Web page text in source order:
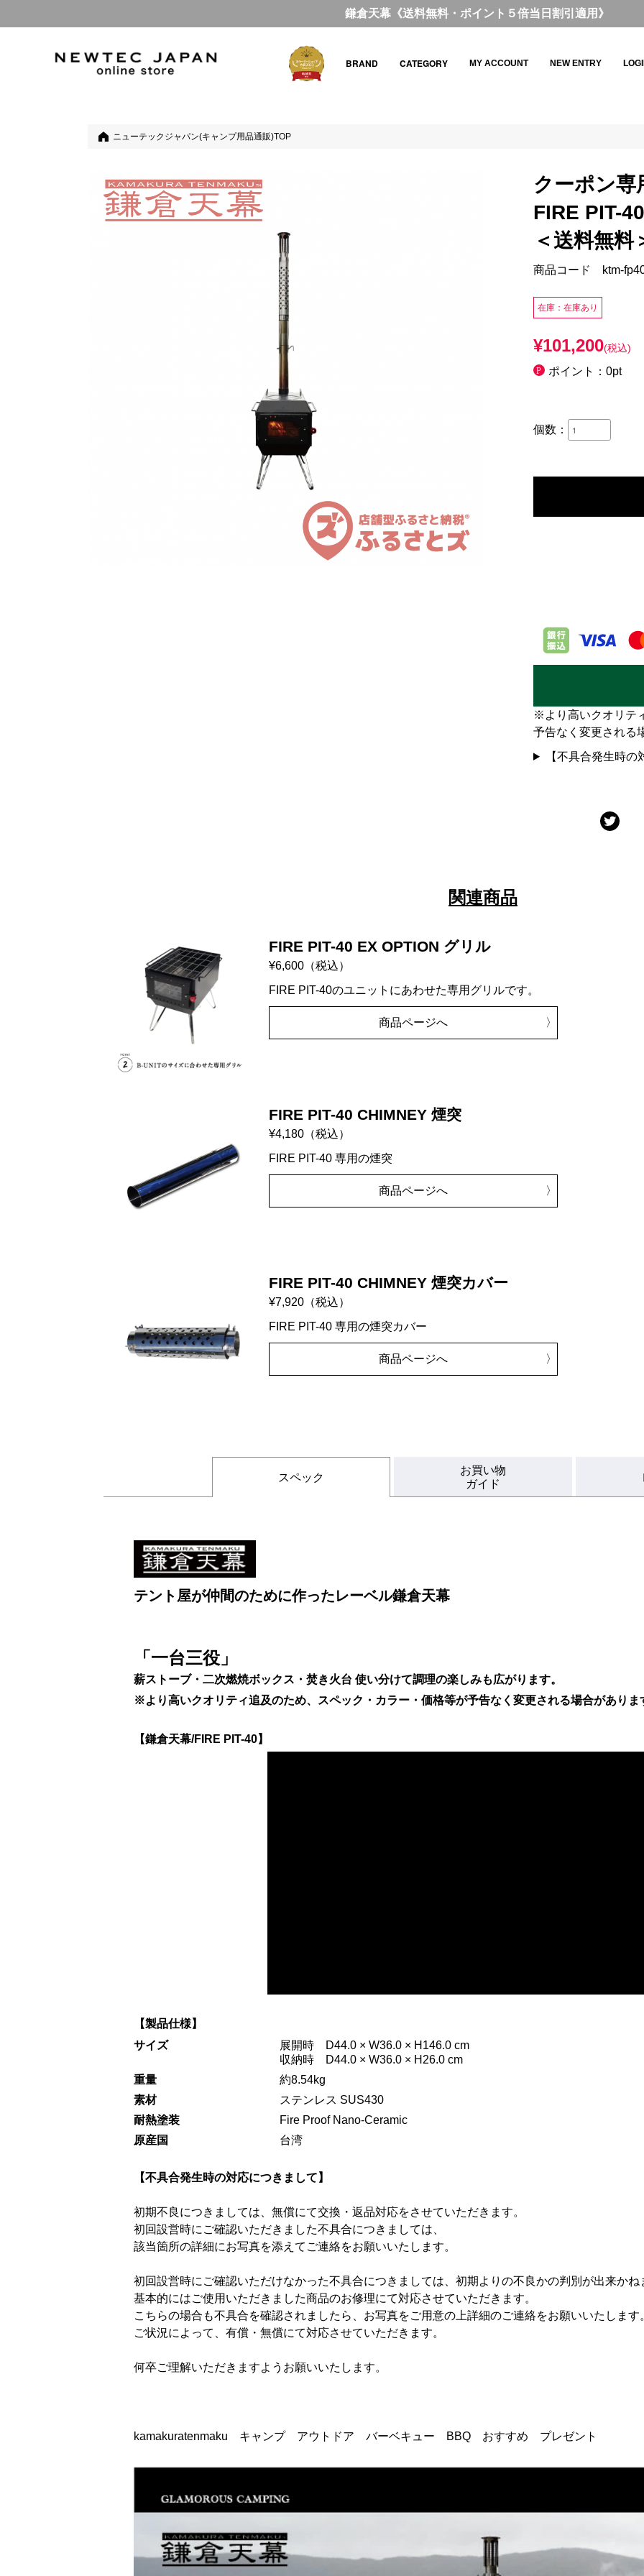
鎌倉天幕《送料無料・ポイント５倍当日割引適用》
BRAND CATEGORY MY ACCOUNT NEW ENTRY
ニューテックジャパン(キャンプ用品通販)TOP
クーポン専
FIRE PIT-
＜送料無料
商品コード ktm-
在庫：在庫あり
¥101,200(税込)
ポイント：0pt
個数：
※より高いクオリテ
予告なく変更される
【不具合発生時
関連商品
FIRE PIT-40 EX OPTION グリル
¥6,600（税込）
FIRE PIT-40のユニットにあわせた専用グリルです。
商品ページへ
FIRE PIT-40 CHIMNEY 煙突
¥4,180（税込）
FIRE PIT-40 専用の煙突
商品ページへ
FIRE PIT-40 CHIMNEY 煙突カバー
¥7,920（税込）
FIRE PIT-40 専用の煙突カバー
商品ページへ
スペック
お買い物
ガイド
テント屋が仲間のために作ったレーベル鎌倉天幕
「一台三役」
薪ストーブ・二次燃焼ボックス・焚き火台 使い分けて調理の楽しみも広がります。
※より高いクオリティ追及のため、スペック・カラー・価格等が予告なく変更される場合があり
【鎌倉天幕/FIRE PIT-40】
【製品仕様】
サイズ
展開時 D44.0 × W36.0 × H146.0 cm
収納時 D44.0 × W36.0 × H26.0 cm
重量
約8.54kg
素材
ステンレス SUS430
耐熱塗装
Fire Proof Nano-Ceramic
原産国
台湾
【不具合発生時の対応につきまして】
初期不良につきましては、無償にて交換・返品対応をさせていただきます。
初回設営時にご確認いただきました不具合につきましては、
該当箇所の詳細にお写真を添えてご連絡をお願いいたします。
初回設営時にご確認いただけなかった不具合につきましては、初期よりの不良かの判別が出来かね
基本的にはご使用いただきました商品のお修理にて対応させていただきます。
こちらの場合も不具合を確認されましたら、お写真をご用意の上詳細のご連絡をお願いいたします
ご状況によって、有償・無償にて対応させていただきます。
何卒ご理解いただきますようお願いいたします。
kamakuratenmaku キャンプ アウトドア バーベキュー BBQ おすすめ プレゼント